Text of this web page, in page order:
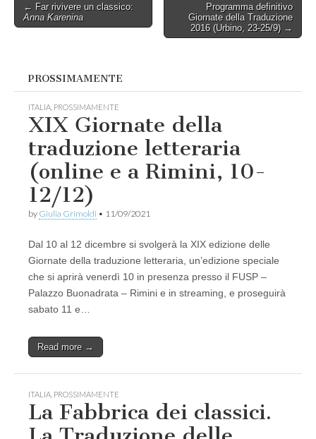
Post
navigation
← Far rivivere un classico:
Anna Karenina
Programma definitivo
Giornate della Traduzione
2016 (Urbino, 23-25/9) →
PROSSIMAMENTE
ITALIA PROSSIMAMENTE
XIX Giornate della
traduzione letteraria
(online e a Rimini, 10-
12/12)
by Giulia Grimoldi • 11/09/2021
Dal 10 al 12 dicembre si svolgerà la XIX edizione delle
Giornate della traduzione letteraria, un’edizione speciale
che si aprirà venerdì 10 in presenza presso il FUSP –
Palazzo Buonadrata – Rimini e in streaming, e proseguirà
sabato 11 e…
Read more →
ITALIA PROSSIMAMENTE
La Fabbrica dei classici.